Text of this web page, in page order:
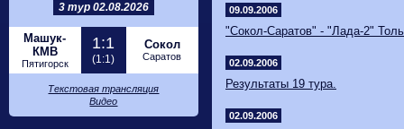
3 тур 02.08.2026
Машук-
КМВ
Пятигорск
1:1
(1:1)
Сокол
Саратов
Текстовая трансляция
Видео
09.09.2006
"Сокол-Саратов" - "Лада-2"
02.09.2006
Результаты 19 тура.
02.09.2006